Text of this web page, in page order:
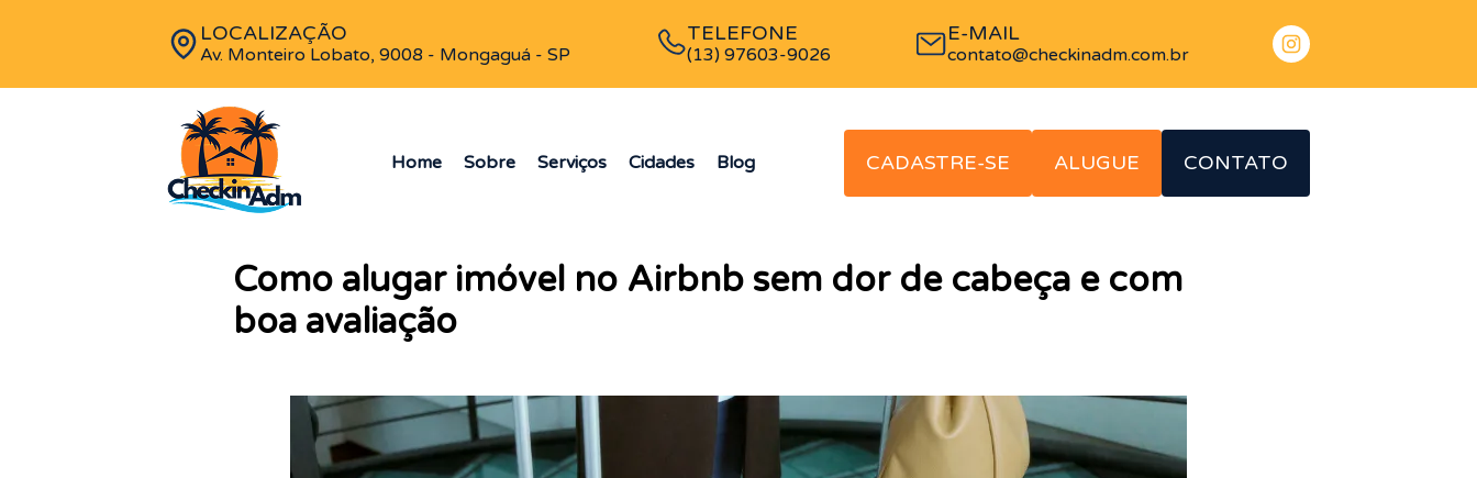
LOCALIZAÇÃO
Av. Monteiro Lobato, 9008 - Mongaguá - SP
TELEFONE
(13) 97603-9026
E-MAIL
contato@checkinadm.com.br
Home Sobre Serviços Cidades Blog CADASTRE-SE ALUGUE CONTATO
Como alugar imóvel no Airbnb sem dor de cabeça e com
boa avaliação